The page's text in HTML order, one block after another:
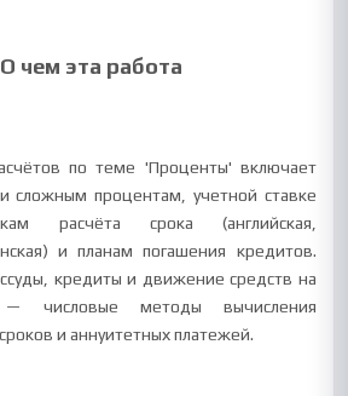
чем эта работа
по теме 'Проценты' включает
сложным процентам, учетной ставке
расчёта срока (английская,
и планам погашения кредитов.
кредиты и движение средств на
— числовые методы вычисления
и аннуитетных платежей.